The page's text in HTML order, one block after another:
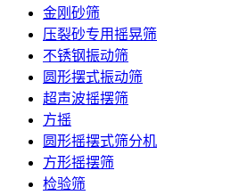
金刚砂筛
压裂砂专用摇晃筛
不锈钢振动筛
圆形摆式振动筛
超声波摇摆筛
方摇
圆形摇摆式筛分机
方形摇摆筛
检验筛